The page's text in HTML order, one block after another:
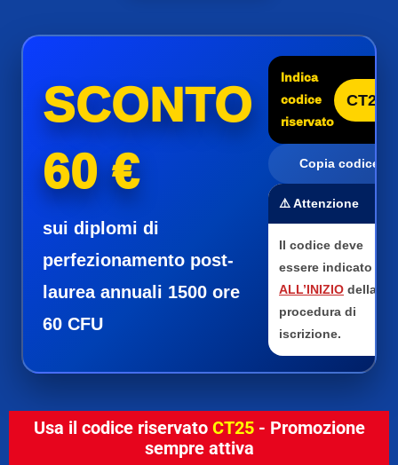
SCONTO
60 €
sui diplomi di
perfezionamento post-
laurea annuali 1500 ore
60 CFU
Indica
codice
riservato
CT25
Copia codice
⚠️ Attenzione
Il codice deve
essere indicato
ALL’INIZIO della
procedura di
iscrizione.
Usa il codice riservato CT25- Promozione
sempre attiva